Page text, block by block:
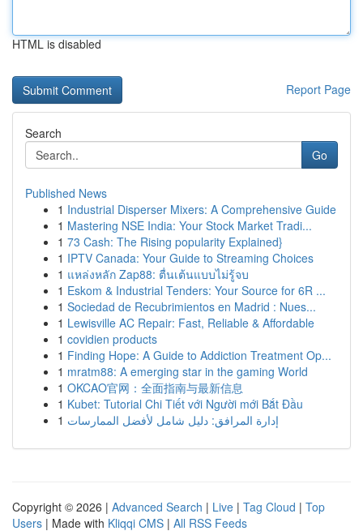
HTML is disabled
Report Page
Search
Go
Published News
1 Industrial Disperser Mixers: A Comprehensive Guide
1 Mastering NSE India: Your Stock Market Tradi...
1 73 Cash: The Rising popularity Explained}
1 IPTV Canada: Your Guide to Streaming Choices
1 แหล่งหลัก Zap88: ตื่นเต้นแบบไม่รู้จบ
1 Eskom & Industrial Tenders: Your Source for 6R ...
1 Sociedad de Recubrimientos en Madrid : Nues...
1 Lewisville AC Repair: Fast, Reliable & Affordable
1 covidien products
1 Finding Hope: A Guide to Addiction Treatment Op...
1 mratm88: A emerging star in the gaming World
1 OKCAO官网：全面指南与最新信息
1 Kubet: Tutorial Chi Tiết với Người mới Bắt Đầu
1 إدارة المرافق: دليل شامل لأفضل الممارسات
Copyright © 2026 | Advanced Search | Live | Tag Cloud | Top
Users | Made with Kliqqi CMS | All RSS Feeds